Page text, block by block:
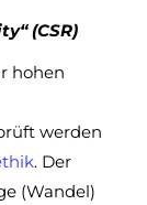
(CSR)
hohen
werden
. Der
(Wandel)